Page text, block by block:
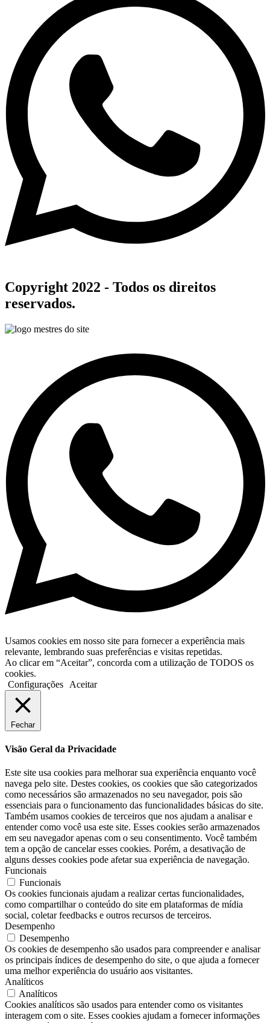
Copyright 2022 - Todos os direitos
reservados.
Usamos cookies em nosso site para fornecer a experiência mais
relevante, lembrando suas preferências e visitas repetidas.
Ao clicar em “Aceitar”, concorda com a utilização de TODOS os
cookies.
Configurações
Aceitar
Fechar
Visão Geral da Privacidade
Este site usa cookies para melhorar sua experiência enquanto você
navega pelo site. Destes cookies, os cookies que são categorizados
como necessários são armazenados no seu navegador, pois são
essenciais para o funcionamento das funcionalidades básicas do site.
Também usamos cookies de terceiros que nos ajudam a analisar e
entender como você usa este site. Esses cookies serão armazenados
em seu navegador apenas com o seu consentimento. Você também
tem a opção de cancelar esses cookies. Porém, a desativação de
alguns desses cookies pode afetar sua experiência de navegação.
Funcionais
Funcionais
Os cookies funcionais ajudam a realizar certas funcionalidades,
como compartilhar o conteúdo do site em plataformas de mídia
social, coletar feedbacks e outros recursos de terceiros.
Desempenho
Desempenho
Os cookies de desempenho são usados ​​para compreender e analisar
os principais índices de desempenho do site, o que ajuda a fornecer
uma melhor experiência do usuário aos visitantes.
Analíticos
Analíticos
Cookies analíticos são usados ​​para entender como os visitantes
interagem com o site. Esses cookies ajudam a fornecer informações